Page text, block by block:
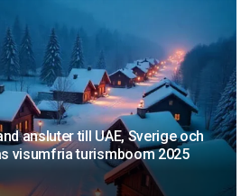
ansluter till UAE, Sverige och
visumfria turismboom 2025